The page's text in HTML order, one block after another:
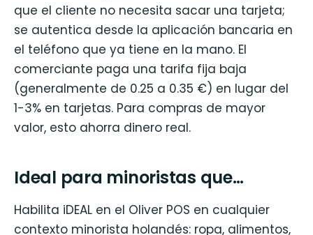
que el cliente no necesita sacar una tarjeta;
se autentica desde la aplicación bancaria en
el teléfono que ya tiene en la mano. El
comerciante paga una tarifa fija baja
(generalmente de 0.25 a 0.35 €) en lugar del
1-3% en tarjetas. Para compras de mayor
valor, esto ahorra dinero real.
Ideal para minoristas que…
Habilita iDEAL en el Oliver POS en cualquier
contexto minorista holandés: ropa, alimentos,